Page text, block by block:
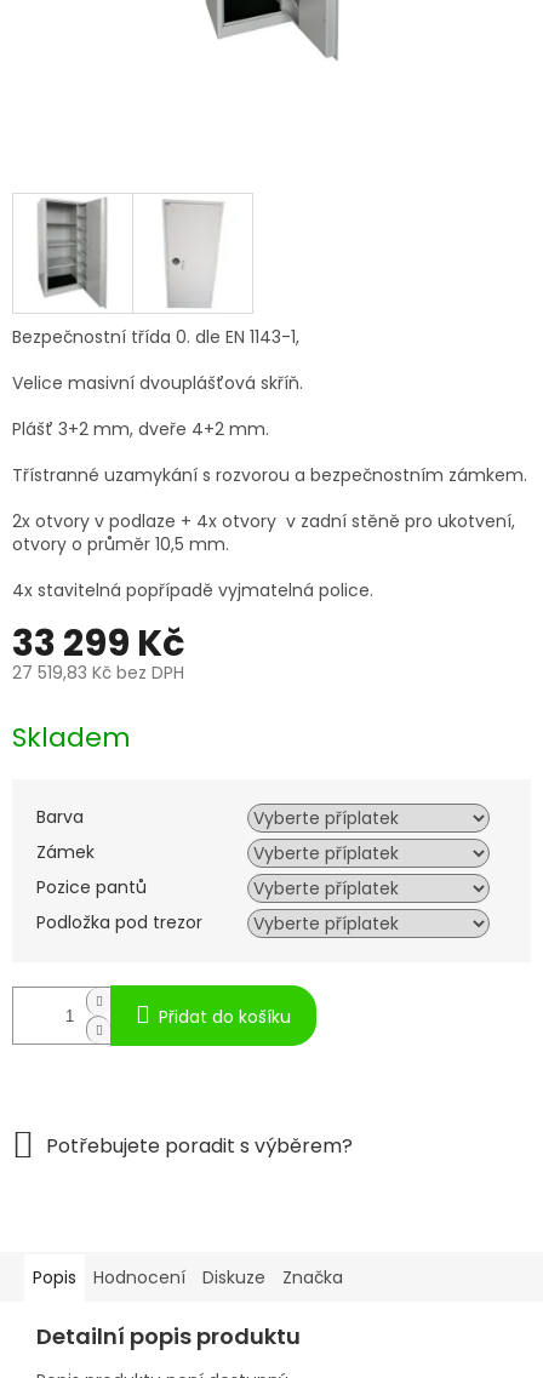
33 299 Kč
27 519,83 Kč bez DPH
cena:
Skladem
Barva
Zámek
Pozice pantů
Podložka pod trezor
Přidat do košíku
Bezpečnostní třída 0. dle EN 1143-1,
Velice masivní dvouplášťová skříň.
Plášť 3+2 mm, dveře 4+2 mm.
Třístranné uzamykání s rozvorou a bezpečnostním zámkem.
2x otvory v podlaze + 4x otvory v zadní stěně pro ukotvení,
otvory o průměr 10,5 mm.
4x stavitelná popřípadě vyjmatelná police.
Popis Hodnocení Diskuze Značka
Detailní popis produktu